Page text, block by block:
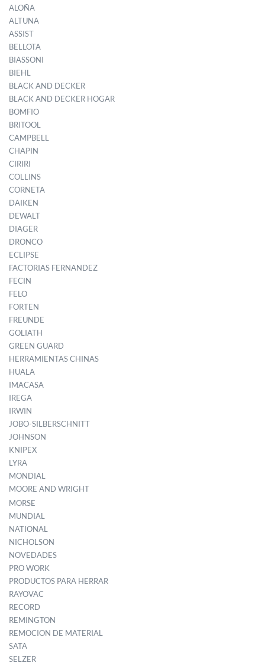
ALOÑA
ALTUNA
ASSIST
BELLOTA
BIASSONI
BIEHL
BLACK AND DECKER
BLACK AND DECKER HOGAR
BOMFIO
BRITOOL
CAMPBELL
CHAPIN
CIRIRI
COLLINS
CORNETA
DAIKEN
DEWALT
DIAGER
DRONCO
ECLIPSE
FACTORIAS FERNANDEZ
FECIN
FELO
FORTEN
FREUNDE
GOLIATH
GREEN GUARD
HERRAMIENTAS CHINAS
HUALA
IMACASA
IREGA
IRWIN
JOBO-SILBERSCHNITT
JOHNSON
KNIPEX
LYRA
MONDIAL
MOORE AND WRIGHT
MORSE
MUNDIAL
NATIONAL
NICHOLSON
NOVEDADES
PRO WORK
PRODUCTOS PARA HERRAR
RAYOVAC
RECORD
REMINGTON
REMOCION DE MATERIAL
SATA
SELZER